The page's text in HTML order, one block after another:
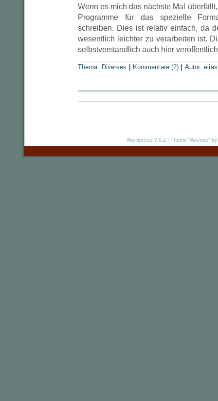
Wenn es mich das nächste Mal
Programme für das spezielle
schreiben. Dies ist relativ einfach, da
wesentlich leichter zu verarbeiten ist.
selbstverständlich auch hier
Thema: Diverses Kommentare (2) Autor:elias
Wordpress 7.0.2 | Theme "Avenue"